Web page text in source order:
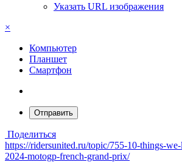
Указать URL изображения
×
Компьютер
Планшет
Смартфон
Отправить
Поделиться
https://ridersunited.ru/topic/755-10-things-
2024-motogp-french-grand-prix/